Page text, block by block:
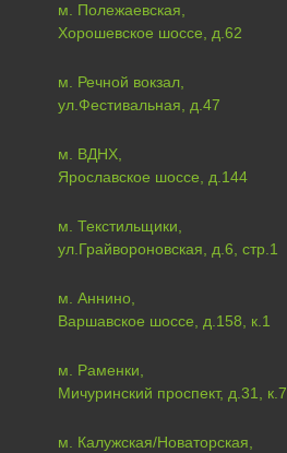
м. Полежаевская,
Хорошевское шоссе, д.62
м. Речной вокзал,
ул.Фестивальная, д.47
м. ВДНХ,
Ярославское шоссе, д.144
м. Текстильщики,
ул.Грайвороновская, д.6, стр.1
м. Аннино,
Варшавское шоссе, д.158, к.1
м. Раменки,
Мичуринский проспект, д.31, к.7
м. Калужская/Новаторская,